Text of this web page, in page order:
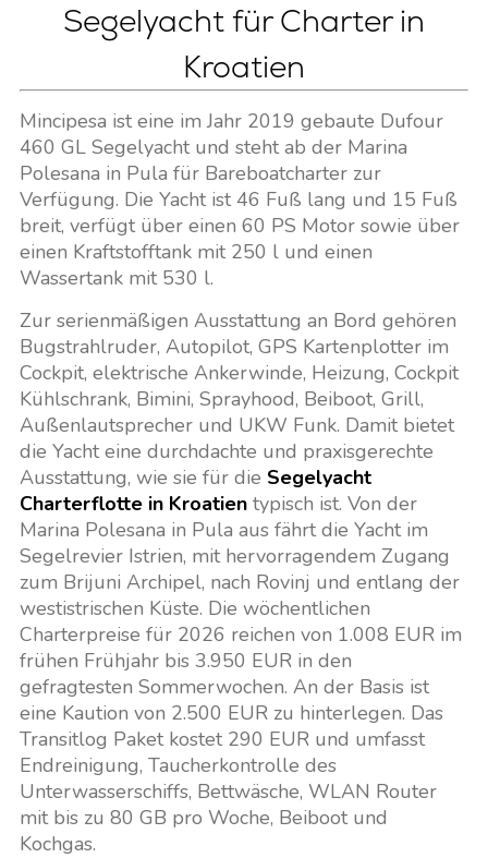
Segelyacht für Charter in
Kroatien
Mincipesa ist eine im Jahr 2019 gebaute Dufour
460 GL Segelyacht und steht ab der Marina
Polesana in Pula für Bareboatcharter zur
Verfügung. Die Yacht ist 46 Fuß lang und 15 Fuß
breit, verfügt über einen 60 PS Motor sowie über
einen Kraftstofftank mit 250 l und einen
Wassertank mit 530 l.
Zur serienmäßigen Ausstattung an Bord gehören
Bugstrahlruder, Autopilot, GPS Kartenplotter im
Cockpit, elektrische Ankerwinde, Heizung, Cockpit
Kühlschrank, Bimini, Sprayhood, Beiboot, Grill,
Außenlautsprecher und UKW Funk. Damit bietet
die Yacht eine durchdachte und praxisgerechte
Ausstattung, wie sie für die Segelyacht
Charterflotte in Kroatientypisch ist. Von der
Marina Polesana in Pula aus fährt die Yacht im
Segelrevier Istrien, mit hervorragendem Zugang
zum Brijuni Archipel, nach Rovinj und entlang der
westistrischen Küste. Die wöchentlichen
Charterpreise für 2026 reichen von 1.008 EUR im
frühen Frühjahr bis 3.950 EUR in den
gefragtesten Sommerwochen. An der Basis ist
eine Kaution von 2.500 EUR zu hinterlegen. Das
Transitlog Paket kostet 290 EUR und umfasst
Endreinigung, Taucherkontrolle des
Unterwasserschiffs, Bettwäsche, WLAN Router
mit bis zu 80 GB pro Woche, Beiboot und
Kochgas.